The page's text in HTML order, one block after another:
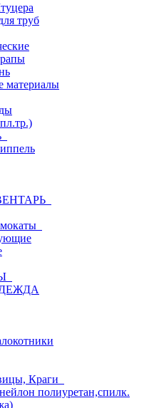
труб
материалы
Краги
полиуретан,спилк.